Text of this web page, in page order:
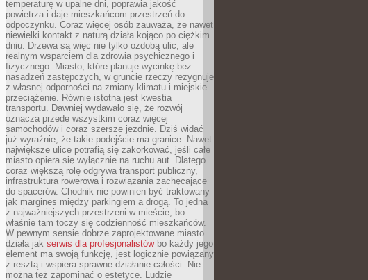
temperaturę w upalne dni, poprawia jakość
powietrza i daje mieszkańcom przestrzeń do
odpoczynku. Coraz więcej osób zauważa, że nawet
niewielki kontakt z naturą działa kojąco po ciężkim
dniu. Drzewa są więc nie tylko ozdobą ulic, ale
realnym wsparciem dla zdrowia psychicznego i
fizycznego. Miasto, które planuje wycinkę bez
nasadzeń zastępczych, w gruncie rzeczy rezygnuje
z własnej odporności na zmiany klimatu i miejskie
przeciążenie. Równie istotna jest kwestia
transportu. Dawniej wydawało się, że rozwój
oznacza przede wszystkim coraz więcej
samochodów i coraz szersze jezdnie. Dziś widać
już wyraźnie, że takie podejście ma granice. Nawet
największe ulice potrafią się zakorkować, jeśli całe
miasto opiera się wyłącznie na ruchu aut. Dlatego
coraz większą rolę odgrywa transport publiczny,
infrastruktura rowerowa i rozwiązania zachęcające
do spacerów. Chodnik nie powinien być traktowany
jak margines między parkingiem a drogą. To jedna
z najważniejszych przestrzeni w mieście, bo
właśnie tam toczy się codzienność mieszkańców.
W pewnym sensie dobrze zaprojektowane miasto
działa jak serwis dla profesjonalistówbo każdy jego
element ma swoją funkcję, jest logicznie powiązany
z resztą i wspiera sprawne działanie całości. Nie
można też zapominać o estetyce. Ludzie